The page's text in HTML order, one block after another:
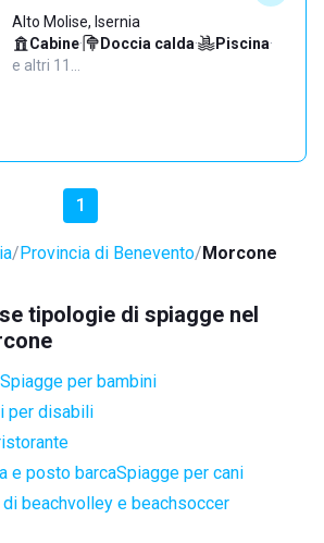
Alto Molise, Isernia
Cabine· Doccia calda· Piscina·
e altri 11…
1
Provincia di Benevento Morcone
tipologie di spiagge nel
Spiagge per bambini
per disabili
e posto barcaSpiagge per cani
beachvolley e beachsoccer